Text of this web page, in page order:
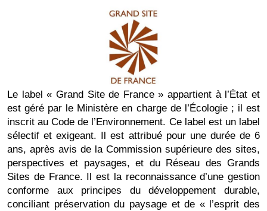
Le label « Grand Site de France » appartient à l’État et
est géré par le Ministère en charge de l’Écologie ; il est
inscrit au Code de l’Environnement. Ce label est un label
sélectif et exigeant. Il est attribué pour une durée de 6
ans, après avis de la Commission supérieure des sites,
perspectives et paysages, et du Réseau des Grands
Sites de France. Il est la reconnaissance d’une gestion
conforme aux principes du développement durable,
conciliant préservation du paysage et de « l’esprit des